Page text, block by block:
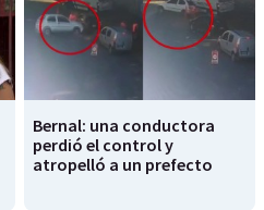
Bernal: una conductora
perdió el control y
atropelló a un prefecto